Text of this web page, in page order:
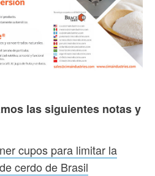
las siguientes notas y
cupos para limitar la
cerdo de Brasil